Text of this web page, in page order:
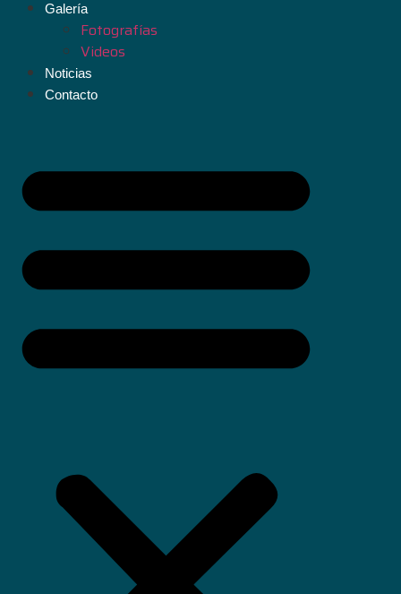
Galería
Fotografías
Videos
Noticias
Contacto